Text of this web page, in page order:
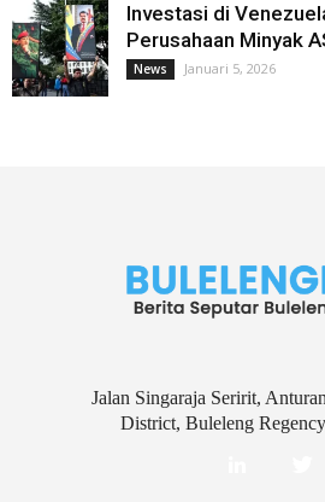
Investasi di
Perusahaan Minyak
News Januari 5, 2026
Jalan Singaraja Seririt,
District, Buleleng